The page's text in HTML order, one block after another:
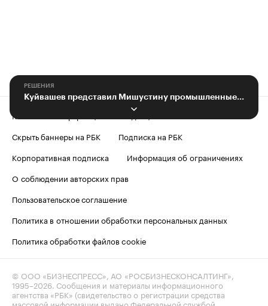
РЕШЕНИЯ
Контактная информация
Редакция
Скрыть баннеры на РБК
Подписка на РБК
Корпоративная подписка
Информация об ограничениях
О соблюдении авторских прав
Пользовательское соглашение
Политика в отношении обработки персональных данных
Политика обработки файлов cookie
© ООО «БИЗНЕСПРЕСС», АО «РОСБИЗНЕСКОНСАЛТИНГ»,
1995–2026 . Сообщения и материалы информационного
агентства «РБК» (свидетельство о регистрации средства
массовой информации выдано Федеральной службой